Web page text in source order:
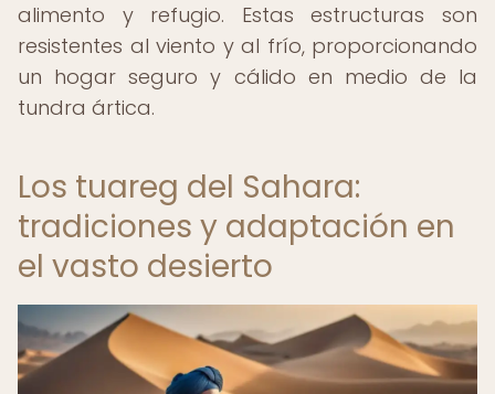
alimento y refugio. Estas estructuras son
resistentes al viento y al frío, proporcionando
un hogar seguro y cálido en medio de la
tundra ártica.
Los tuareg del Sahara:
tradiciones y adaptación en
el vasto desierto